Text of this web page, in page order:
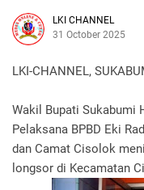
LKI CHANNEL
31 October 2025
LKI-CHANNEL,
Wakil Bupati Sukabumi
Pelaksana BPBD Eki
dan Camat Cisolok
longsor di Kecamatan